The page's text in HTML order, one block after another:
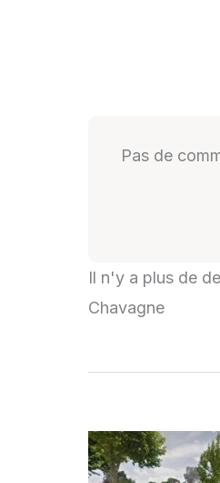
Pas de
Il n'y a plus de
Chavagne